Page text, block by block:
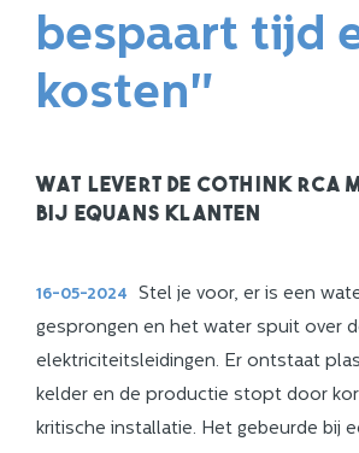
bespaart tijd
kosten"
Wat levert de CoThink RCA
bij Equans klanten
16-05-2024
Stel je voor, er is een
gesprongen en het water spuit over
elektriciteitsleidingen. Er ontstaat
kelder en de productie stopt door
kritische installatie. Het gebeurde bij